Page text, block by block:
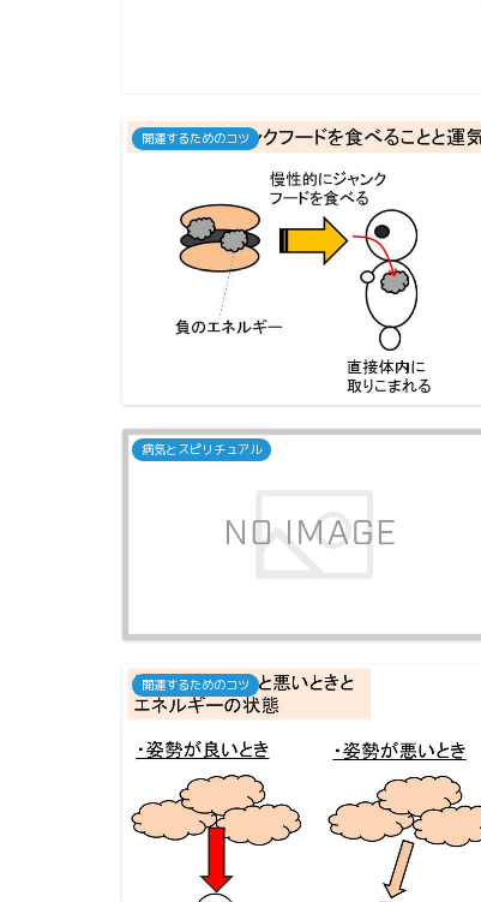
開運するためのコツ
病気とスピリチュアル
開運するためのコツ